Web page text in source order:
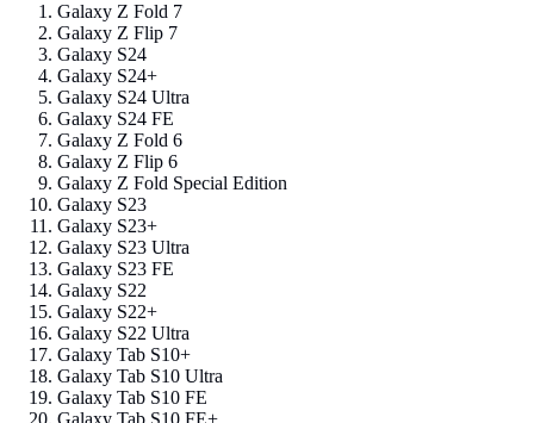
Galaxy Z Fold 7
Galaxy Z Flip 7
Galaxy S24
Galaxy S24+
Galaxy S24 Ultra
Galaxy S24 FE
Galaxy Z Fold 6
Galaxy Z Flip 6
Galaxy Z Fold Special Edition
Galaxy S23
Galaxy S23+
Galaxy S23 Ultra
Galaxy S23 FE
Galaxy S22
Galaxy S22+
Galaxy S22 Ultra
Galaxy Tab S10+
Galaxy Tab S10 Ultra
Galaxy Tab S10 FE
Galaxy Tab S10 FE+